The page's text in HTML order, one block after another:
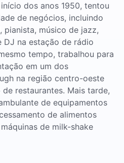
dos anos 1950, tentou
de negócios, incluindo
músico de jazz,
DJ na estação de rádio
tempo, trabalhou para
em um dos
na região centro-oeste
restaurantes. Mais tarde,
de equipamentos
de alimentos
de milk-shake